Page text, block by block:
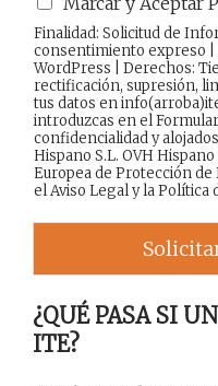
Finalidad: Solicitud de
consentimiento expreso |
WordPress | Derechos:
rectificación, supresión,
tus datos en
introduzcas en el
confidencialidad y
Hispano S.L. OVH
Europea de Protección
elAviso Legaly laPolítica
¿QUÉ PASA SI
ITE?